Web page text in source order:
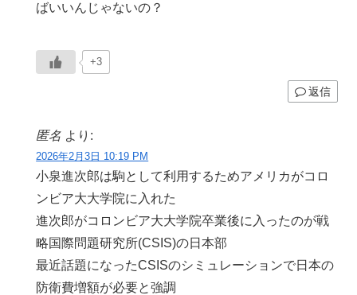
ばいいんじゃないの？
+3
返信
匿名 より:
2026年2月3日 10:19 PM
小泉進次郎は駒として利用するためアメリカがコロ
ンビア大大学院に入れた
進次郎がコロンビア大大学院卒業後に入ったのが戦
略国際問題研究所(CSIS)の日本部
最近話題になったCSISのシミュレーションで日本の
防衛費増額が必要と強調